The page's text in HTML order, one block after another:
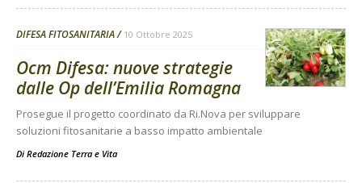
DIFESA FITOSANITARIA 10 Ottobre 2025
Ocm Difesa: nuove strategie
dalle Op dell’Emilia Romagna
Prosegue il progetto coordinato da Ri.Nova per sviluppare
soluzioni fitosanitarie a basso impatto ambientale
Di Redazione Terra e Vita